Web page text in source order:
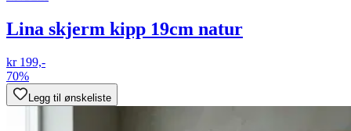
Lina skjerm kipp 19cm natur
kr 199,-
70%
Legg til ønskeliste